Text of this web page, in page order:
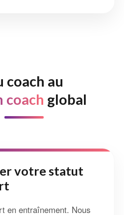
coach au
coach global
votre statut
en entraînement. Nous